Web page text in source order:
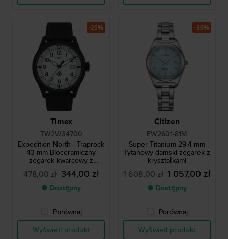
Timex
TW2W34700
Expedition North - Traprock
43 mm Bioceramiczny
zegarek kwarcowy z
datownikiem
478,00 zł 344,00 zł
● Dostępny
Porównaj
Wyświetl produkt
-25%
Citizen
EW2601-81M
Super Titanium 29.4 mm
Tytanowy damski zegarek z
kryształkami
1 608,00 zł 1 057,00 zł
● Dostępny
Porównaj
Wyświetl produkt
-30%